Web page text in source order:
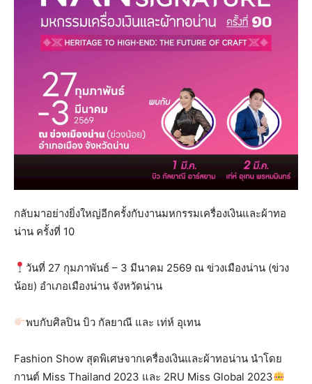
กลับมาอย่างยิ่งใหญ่อีกครั้งกับงานมหกรรมเครื่องเงินและผ้าทอ
น่าน ครั้งที่ 10
วันที่ 27 กุมภาพันธ์ – 3 มีนาคม 2569 ณ ข่วงเมืองน่าน (ข่วง
น้อย) อำเภอเมืองน่าน จังหวัดน่าน
พบกับศิลปิน บิว กัลยาณี และ เท่ห์ อุเทน
Fashion Show สุดพิเศษจากเครื่องเงินและผ้าทอน่าน นำโดย
กานต์ Miss Thailand 2023 และ 2RU Miss Global 2023